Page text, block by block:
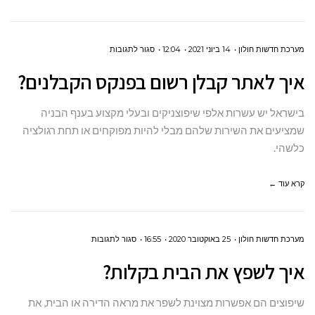
מערכת חדשות חולון 14 ביוני 2021 12:04 סגור לתגובותעל
לאתר קבלן
בפנקס
איך לאתר קבלן רשום בפנקס הקבלנים?
בישראל יש עשרות אלפי שיפוצניקים ובעלי מקצוע בענף הבניה
שמציעים את השירות שלהם מבלי להיות מפוקחים או תחת רגולציה
כלשהי.
קרא עוד ←
מערכת חדשות חולון 25 באוקטובר 2020 16:55 סגור לתגובותעל
איך לשפץ את הבית בקלות?
שיפוצים הם אפשרות מצוינת לשפר את מראה הדירה או הבית, את